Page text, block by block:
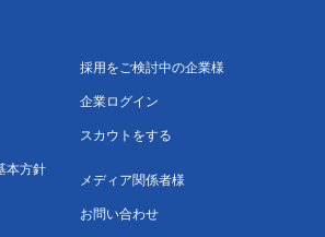
本方針
採用をご検討中の企業様
企業ログイン
スカウトをする
メディア関係者様
お問い合わせ